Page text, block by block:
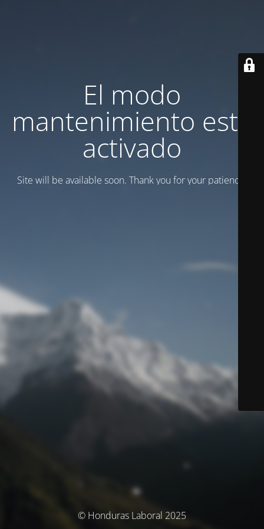
El modo
mantenimiento está
activado
Site will be available soon. Thank you for your patience!
© Honduras Laboral 2025